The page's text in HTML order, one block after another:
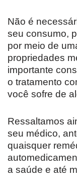
Não é
seu consumo,
por meio de
propriedades
importante
o tratamento
você sofre de
Ressaltamos
seu médico,
quaisquer
a saúde e até